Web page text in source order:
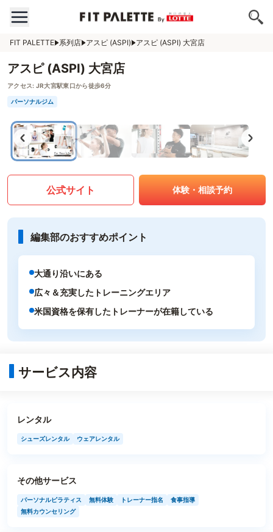
FIT PALETTE 系列店 アスピ (ASPI) アスピ (ASPI) 大宮店
アスピ (ASPI) 大宮店
アクセス: JR大宮駅東口から徒歩6分
パーソナルジム
公式サイト 体験・相談予約
編集部のおすすめポイント
大通り沿いにある
広々＆充実したトレーニングエリア
米国資格を保有したトレーナーが在籍している
サービス内容
レンタル
シューズレンタル ウェアレンタル
その他サービス
パーソナルピラティス 無料体験 トレーナー指名
食事指導
無料カウンセリング